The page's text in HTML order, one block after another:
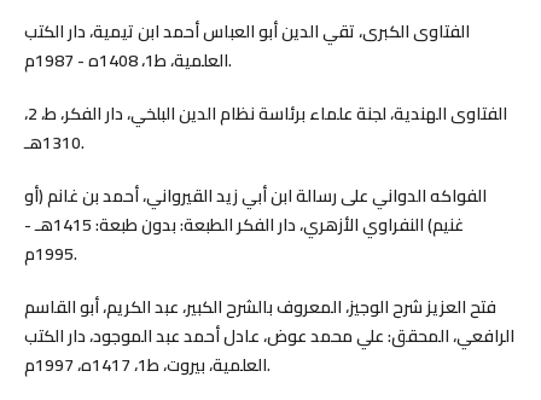
الفتاوى الكبرى، تقي الدين أبو العباس أحمد ابن تيمية، دار الكتب
العلمية، ط1، 1408ه - 1987م.
الفتاوى الهندية، لجنة علماء برئاسة نظام الدين البلخي، دار الفكر، ط، 2،
1310هـ.
الفواكه الدواني على رسالة ابن أبي زيد القيرواني، أحمد بن غانم (أو
غنيم) النفراوي الأزهري، دار الفكر الطبعة: بدون طبعة: 1415هـ -
1995م.
فتح العزيز شرح الوجيز، المعروف بالشرح الكبير، عبد الكريم، أبو القاسم
الرافعي، المحقق: علي محمد عوض، عادل أحمد عبد الموجود، دار الكتب
العلمية، بيروت، ط1، 1417ه، 1997م.